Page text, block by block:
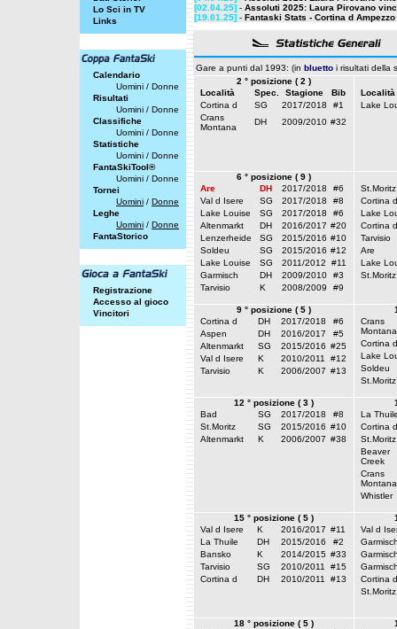
Lo Sci in TV
Links
Calendario
Uomini / Donne
Risultati
Uomini / Donne
Classifiche
Uomini / Donne
Statistiche
Uomini / Donne
FantaSkiTool®
Uomini / Donne
Tornei
Uomini / Donne
Leghe
Uomini / Donne
FantaStorico
Registrazione
Accesso al gioco
Vincitori
[02.04.25] - Assoluti 2025: Laura Pirovano
[19.01.25] - Fantaski Stats - Cortina d Ampezzo
Gare a punti dal 1993: (in bluetto i risultati della
2 ° posizione ( 2 )
Località
Spec. Stagione
Bib
Cortina d
SG 2017/2018
#1
Crans
Montana
DH 2009/2010 #32
Località
Lake
6 ° posizione ( 9 )
Are
DH 2017/2018
#6
Val d Isere
SG 2017/2018
#8
Lake Louise
SG 2017/2018
#6
Altenmarkt
DH 2016/2017 #20
Lenzerheide
SG 2015/2016 #10
Soldeu
SG 2015/2016 #12
Lake Louise
SG 2011/2012
#11
Garmisch
DH 2009/2010
#3
Tarvisio
K 2008/2009 #9
St.Moritz
Cortina d
Lake
Cortina d
Tarvisio
Are
Lake
St.Moritz
9 ° posizione ( 5 )
Cortina d
DH 2017/2018
#6
Aspen
DH 2016/2017
#5
Altenmarkt
SG 2015/2016 #25
Val d Isere
K 2010/2011
#12
Tarvisio
K 2006/2007 #13
Crans
Montana
Cortina d
Lake
Soldeu
St.Moritz
12 ° posizione ( 3 )
Bad
SG 2017/2018
#8
St.Moritz
SG 2015/2016 #10
Altenmarkt
K 2006/2007 #38
La
Cortina d
St.Moritz
Beaver
Creek
Crans
Montana
Whistler
15 ° posizione ( 5 )
Val d Isere
K 2016/2017 #11
La Thuile
DH 2015/2016
#2
Bansko
K 2014/2015 #33
Tarvisio
SG 2010/2011
#15
Cortina d
DH 2010/2011 #13
Val d
Cortina d
St.Moritz
18 ° posizione ( 5 )